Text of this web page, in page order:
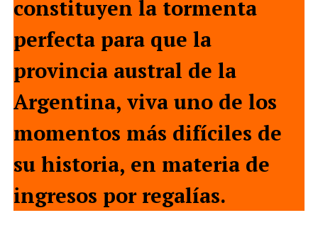
constituyen la tormenta
perfecta para que la
provincia austral de la
Argentina, viva uno de los
momentos más difíciles de
su historia, en materia de
ingresos por regalías.